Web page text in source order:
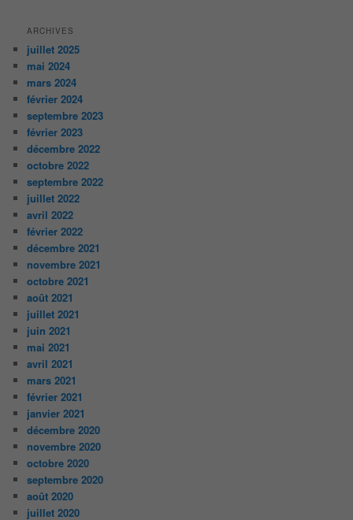
ARCHIVES
juillet 2025
mai 2024
mars 2024
février 2024
septembre 2023
février 2023
décembre 2022
octobre 2022
septembre 2022
juillet 2022
avril 2022
février 2022
décembre 2021
novembre 2021
octobre 2021
août 2021
juillet 2021
juin 2021
mai 2021
avril 2021
mars 2021
février 2021
janvier 2021
décembre 2020
novembre 2020
octobre 2020
septembre 2020
août 2020
juillet 2020